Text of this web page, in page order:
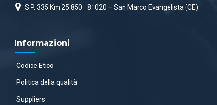
S.P. 335 Km 25.850 81020 – San Marco Evangelista (CE)
Informazioni
Codice Etico
Politica della qualità
Suppliers